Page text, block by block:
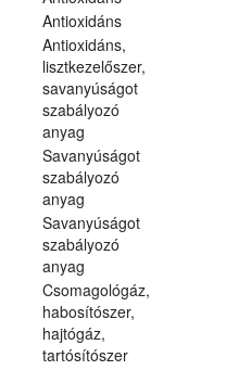
Antioxidáns
Antioxidáns,
lisztkezelőszer,
savanyúságot
szabályozó
anyag
Savanyúságot
szabályozó
anyag
Savanyúságot
szabályozó
anyag
Csomagológáz,
habosítószer,
hajtógáz,
tartósítószer